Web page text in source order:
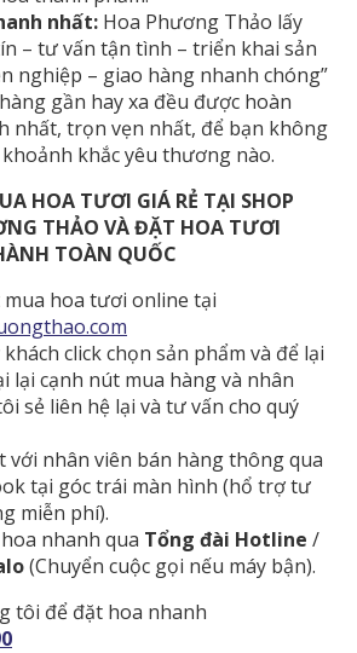
nhất: Hoa Phương Thảo lấy
– tư vấn tận tình – triển khai sản
nghiệp – giao hàng nhanh chóng”
gần hay xa đều được hoàn
nhất, trọn vẹn nhất, để bạn không
khắc yêu thương nào.
HOA TƯƠI GIÁ RẺ TẠI SHOP
THẢO VÀ ĐẶT HOA TƯƠI
TOÀN QUỐC
mua hoa tươi online tại
khách click chọn sản phẩm và để lại
lại cạnh nút mua hàng và nhân
sẻ liên hệ lại và tư vấn cho quý
với nhân viên bán hàng thông qua
tại góc trái màn hình (hổ trợ tư
miễn phí).
nhanh qua Tổng đài Hotline /
(Chuyển cuộc gọi nếu máy bận).
tôi để đặt hoa nhanh